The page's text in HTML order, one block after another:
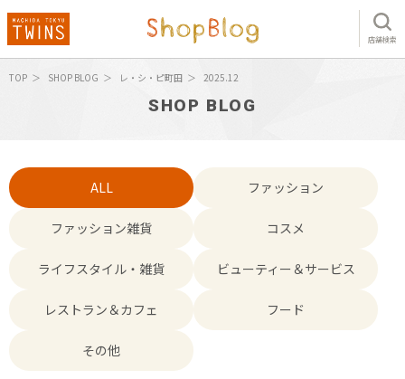
店舗検索
TOP SHOP BLOG レ・シ・ピ町田 2025.12
SHOP BLOG
ALL ファッション
ファッション雑貨 コスメ
ライフスタイル・雑貨 ビューティー＆サービス
レストラン＆カフェ フード
その他